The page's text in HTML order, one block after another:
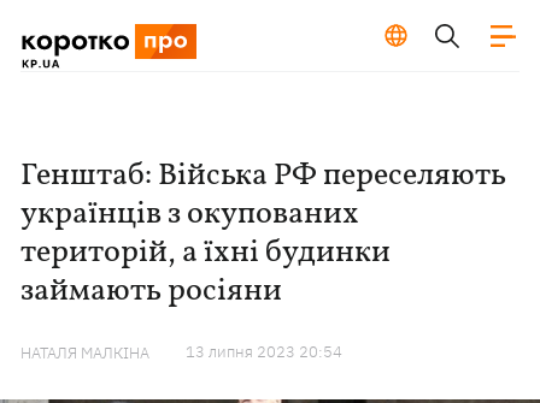
Генштаб: Війська РФ переселяють
українців з окупованих
територій, а їхні будинки
займають росіяни
НАТАЛЯ МАЛКІНА 13 липня 2023 20:54